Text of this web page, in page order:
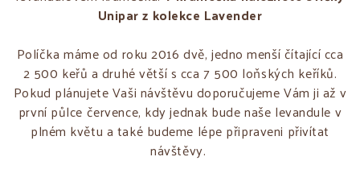
Unipar z kolekce Lavender
Políčka máme od roku 2016 dvě, jedno menší čítající cca
2 500 keřů a druhé větší s cca 7 500 loňských keříků.
Pokud plánujete Vaši návštěvu doporučujeme Vám ji až v
první půlce července, kdy jednak bude naše levandule v
plném květu a také budeme lépe připraveni přivítat
návštěvy.